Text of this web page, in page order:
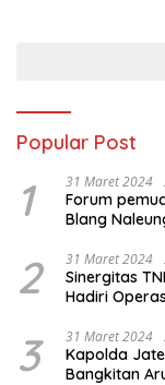
Popular Post
1 31 Maret 2024
Forum
Blang
2 31 Maret 2024
Sinergitas
Hadiri
3 31 Maret 2024
Kapolda
Bangkitan